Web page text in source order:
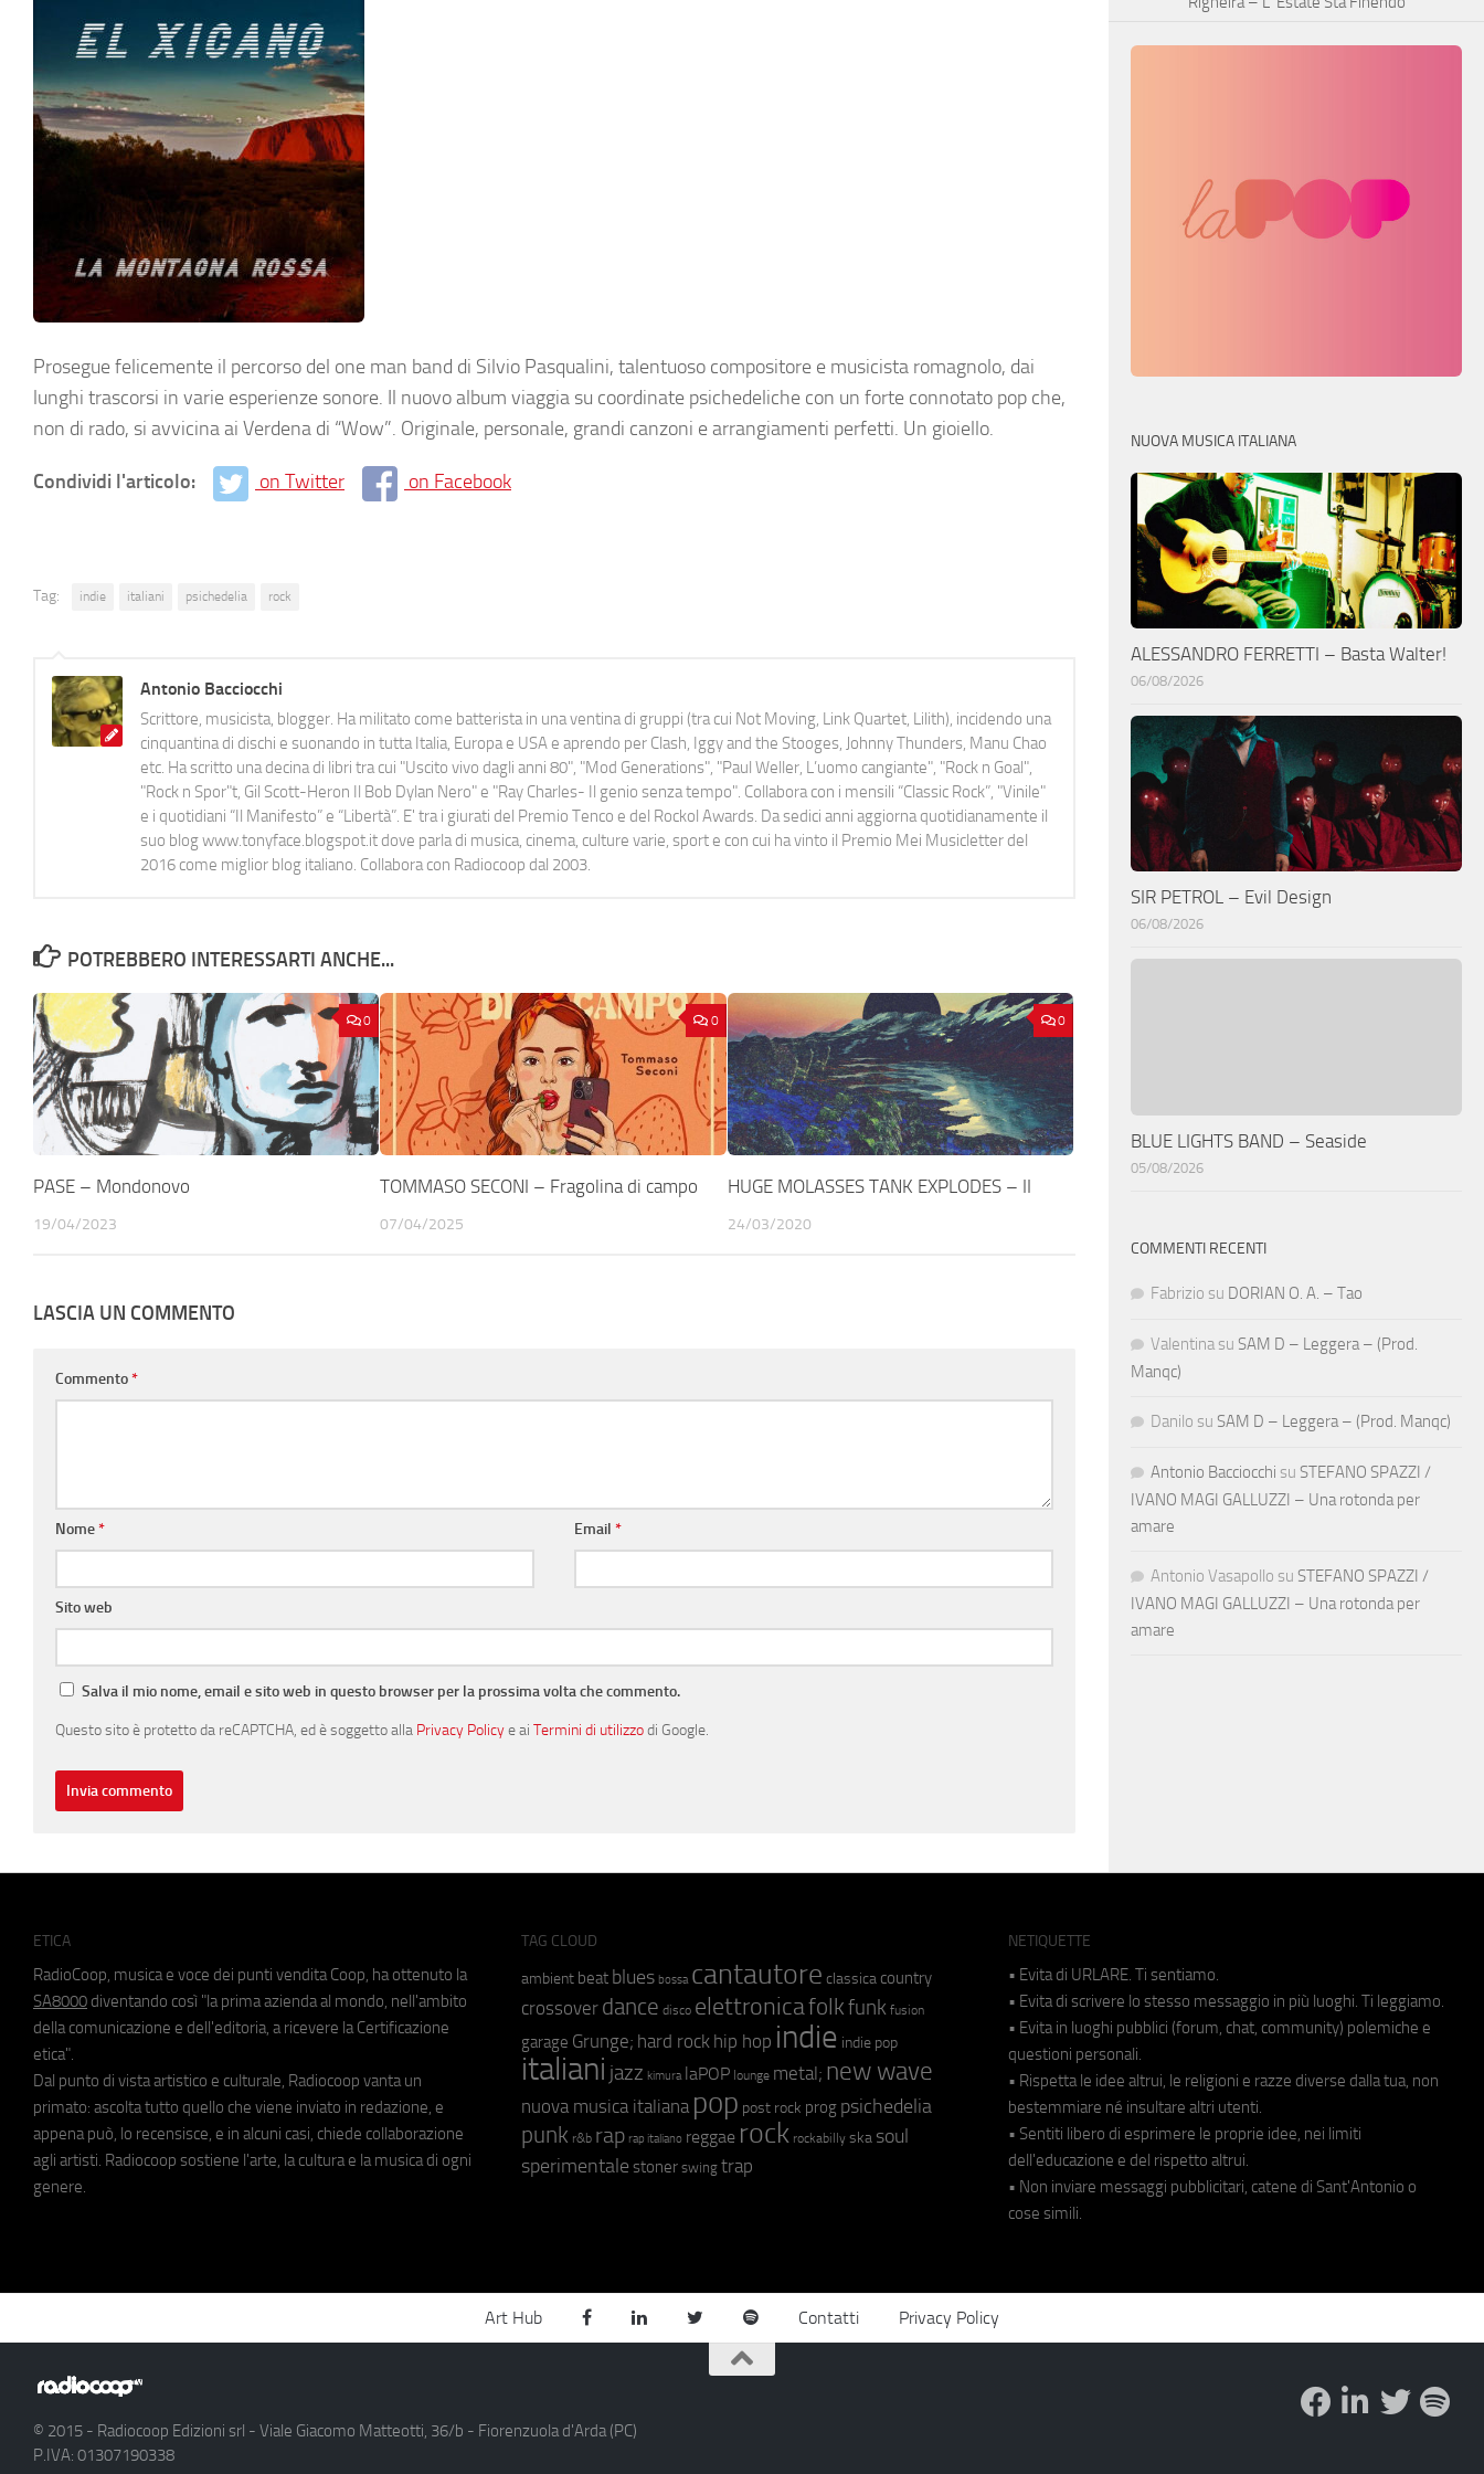
Prosegue felicemente il percorso del one man band di Silvio Pasqualini, talentuoso compositore e musicista romagnolo, dai
lunghi trascorsi in varie esperienze sonore. Il nuovo album viaggia su coordinate psichedeliche con un forte connotato pop che,
non di rado, si avvicina ai Verdena di “Wow”. Originale, personale, grandi canzoni e arrangiamenti perfetti. Un gioiello.
Condividi l'articolo: on Twitter on Facebook
Tag: indie italiani psichedelia rock
Antonio Bacciocchi
Scrittore, musicista, blogger. Ha militato come batterista in una ventina di gruppi (tra cui Not Moving, Link Quartet, Lilith), incidendo una
cinquantina di dischi e suonando in tutta Italia, Europa e USA e aprendo per Clash, Iggy and the Stooges, Johnny Thunders, Manu Chao
etc. Ha scritto una decina di libri tra cui "Uscito vivo dagli anni 80", "Mod Generations", "Paul Weller, L’uomo cangiante", "Rock n Goal",
"Rock n Spor"t, Gil Scott-Heron Il Bob Dylan Nero" e "Ray Charles- Il genio senza tempo". Collabora con i mensili “Classic Rock”, "Vinile"
e i quotidiani “Il Manifesto” e “Libertà”. E' tra i giurati del Premio Tenco e del Rockol Awards. Da sedici anni aggiorna quotidianamente il
suo blog www.tonyface.blogspot.it dove parla di musica, cinema, culture varie, sport e con cui ha vinto il Premio Mei Musicletter del
2016 come miglior blog italiano. Collabora con Radiocoop dal 2003.
POTREBBERO INTERESSARTI ANCHE...
0
PASE – Mondonovo
19/04/2023
0
TOMMASO SECONI – Fragolina di campo
07/04/2025
0
HUGE MOLASSES TANK EXPLODES – II
24/03/2020
LASCIA UN COMMENTO
Commento*
Nome* Email*
Sito web
Salva il mio nome, email e sito web in questo browser per la prossima volta che commento.
Questo sito è protetto da reCAPTCHA, ed è soggetto alla Privacy Policye ai Termini di utilizzodi Google.
NUOVA MUSICA ITALIANA
ALESSANDRO FERRETTI – Basta Walter!
06/08/2026
SIR PETROL – Evil Design
06/08/2026
BLUE LIGHTS BAND – Seaside
05/08/2026
COMMENTI RECENTI
Fabrizio su DORIAN O. A. – Tao
Valentina su SAM D – Leggera – (Prod.
Manqc)
Danilo su SAM D – Leggera – (Prod. Manqc)
Antonio Bacciocchi su STEFANO SPAZZI /
IVANO MAGI GALLUZZI – Una rotonda per
amare
Antonio Vasapollo su STEFANO SPAZZI /
IVANO MAGI GALLUZZI – Una rotonda per
amare
ETICA
RadioCoop, musica e voce dei punti vendita Coop, ha ottenuto la
SA8000 diventando così "la prima azienda al mondo, nell'ambito
della comunicazione e dell'editoria, a ricevere la Certificazione
etica".
Dal punto di vista artistico e culturale, Radiocoop vanta un
primato: ascolta tutto quello che viene inviato in redazione, e
appena può, lo recensisce, e in alcuni casi, chiede collaborazione
agli artisti. Radiocoop sostiene l'arte, la cultura e la musica di ogni
genere.
TAG CLOUD
ambient beat blues bossa cantautore classica country
crossover dance disco elettronicafolkfunk fusion
garage Grunge; hard rock hip hop indie indie pop
italiani jazz kimura laPOP lounge metal; new wave
nuova musica italiana pop post rock prog psichedelia
punk r&b rap rap italiano reggae rock rockabilly ska soul
sperimentale stoner swing trap
NETIQUETTE
• Evita di URLARE. Ti sentiamo.
• Evita di scrivere lo stesso messaggio in più luoghi. Ti leggiamo.
• Evita in luoghi pubblici (forum, chat, community) polemiche e
questioni personali.
• Rispetta le idee altrui, le religioni e razze diverse dalla tua, non
bestemmiare né insultare altri utenti.
• Sentiti libero di esprimere le proprie idee, nei limiti
dell'educazione e del rispetto altrui.
• Non inviare messaggi pubblicitari, catene di Sant'Antonio o
cose simili.
Art Hub Contatti Privacy Policy
© 2015 - Radiocoop Edizioni srl - Viale Giacomo Matteotti, 36/b - Fiorenzuola d'Arda (PC)
P.IVA: 01307190338